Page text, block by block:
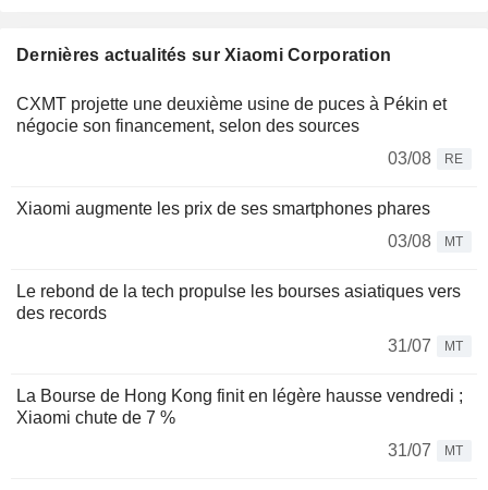
Dernières actualités sur Xiaomi Corporation
CXMT projette une deuxième usine de puces à Pékin et
négocie son financement, selon des sources
03/08
RE
Xiaomi augmente les prix de ses smartphones phares
03/08
MT
Le rebond de la tech propulse les bourses asiatiques vers
des records
31/07
MT
La Bourse de Hong Kong finit en légère hausse vendredi ;
Xiaomi chute de 7 %
31/07
MT